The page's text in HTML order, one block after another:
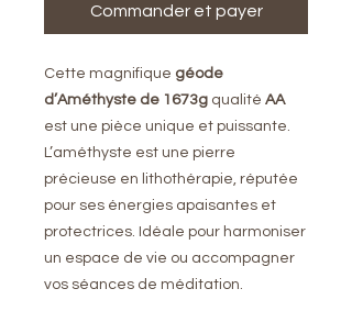
Commander et payer
Cette magnifique géode
d’Améthyste de 1673g qualité AA
est une pièce unique et puissante.
L’améthyste est une pierre
précieuse en lithothérapie, réputée
pour ses énergies apaisantes et
protectrices. Idéale pour harmoniser
un espace de vie ou accompagner
vos séances de méditation.